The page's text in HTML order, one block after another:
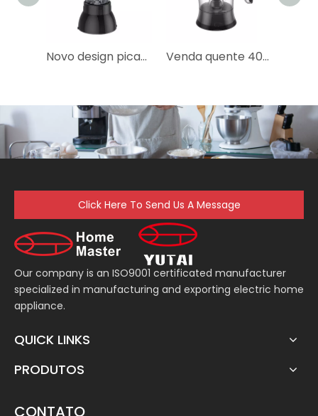
Novo design picador elétrico de alimentos secos de produto comestível para bebê Venda quente 40w espremedor de plástico elétrico para frutas
Click Here To Send Us A Message
Our company is an ISO9001 certificated manufacturer
specialized in manufacturing and exporting electric home
appliance.
QUICK LINKS
PRODUTOS
CONTATO